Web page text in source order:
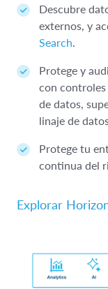
Descubre
externos, y
Search.
Protege y
con controles
de datos,
linaje de
Protege tu
continua del
Explorar